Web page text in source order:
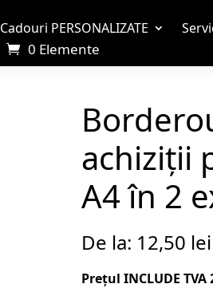
Cadouri PERSONALIZATE
0 Elemente
achiziții
A4 în 2
De la: 12,50 lei
Prețul INCLUDE TVA